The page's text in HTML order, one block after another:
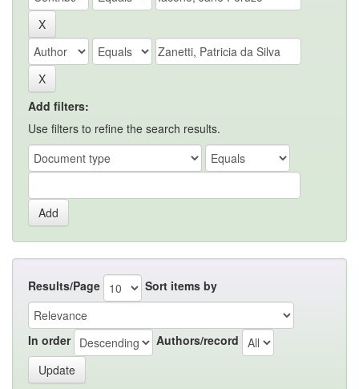
Add filters:
Use filters to refine the search results.
Results/Page Sort items by
In order Authors/record